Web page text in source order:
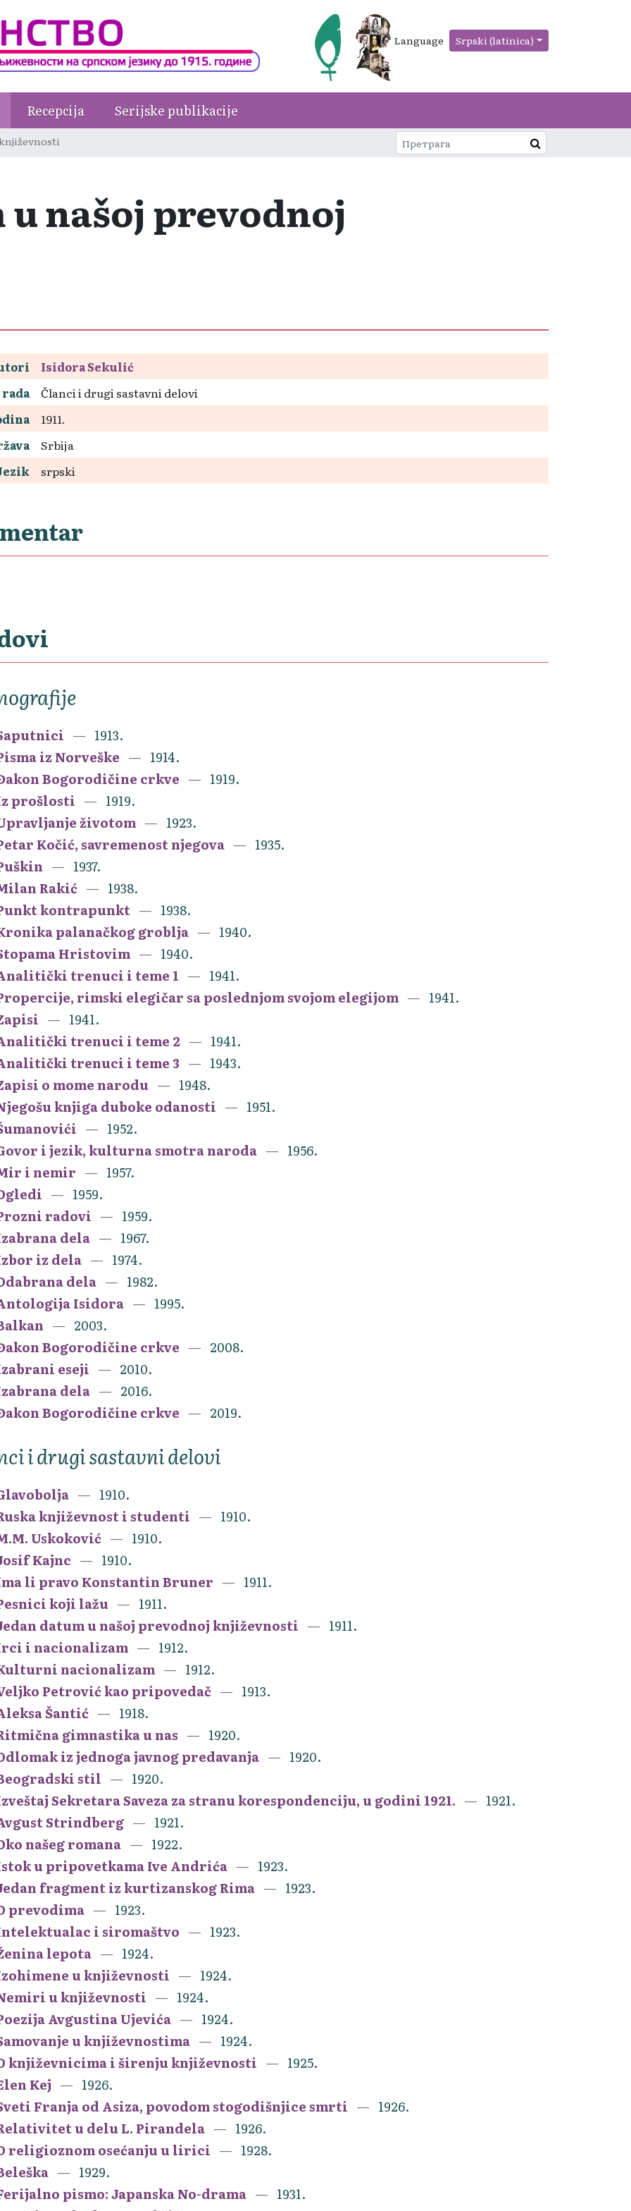
Language Srpski (latinica)
Recepcija Serijske publikacije
u našoj prevodnoj
Isidora Sekulić
Članci i drugi sastavni delovi
1911.
Srbija
srpski
1913.
iz Norveške
1914.
Bogorodičine crkve
1919.
prošlosti
1919.
životom
1923.
Kočić, savremenost njegova
1935.
1937.
Rakić
1938.
kontrapunkt
1938.
palanačkog groblja
1940.
Hristovim
1940.
trenuci i teme 1
1941.
rimski elegičar sa poslednjom svojom elegijom
1941.
1941.
trenuci i teme 2
1941.
trenuci i teme 3
1943.
o mome narodu
1948.
knjiga duboke odanosti
1951.
1952.
i jezik, kulturna smotra naroda
1956.
i nemir
1957.
1959.
radovi
1959.
dela
1967.
iz dela
1974.
dela
1982.
Isidora
1995.
2003.
Bogorodičine crkve
2008.
eseji
2010.
dela
2016.
Bogorodičine crkve
2019.
i drugi sastavni delovi
1910.
književnost i studenti
1910.
Uskoković
1910.
Kajnc
1910.
li pravo Konstantin Bruner
1911.
koji lažu
1911.
datum u našoj prevodnoj književnosti
1911.
i nacionalizam
1912.
nacionalizam
1912.
Petrović kao pripovedač
1913.
Šantić
1918.
gimnastika u nas
1920.
iz jednoga javnog predavanja
1920.
stil
1920.
Sekretara Saveza za stranu korespondenciju, u godini 1921.
1921.
Strindberg
1921.
našeg romana
1922.
u pripovetkama Ive Andrića
1923.
fragment iz kurtizanskog Rima
1923.
prevodima
1923.
i siromaštvo
1923.
lepota
1924.
u književnosti
1924.
u književnosti
1924.
Avgustina Ujevića
1924.
u književnostima
1924.
književnicima i širenju književnosti
1925.
Kej
1926.
Franja od Asiza, povodom stogodišnjice smrti
1926.
u delu L. Pirandela
1926.
religioznom osećanju u lirici
1928.
1929.
pismo: Japanska No-drama
1931.